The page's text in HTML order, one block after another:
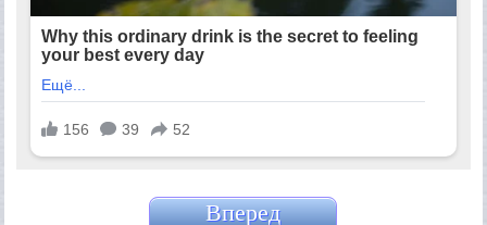
Вперед